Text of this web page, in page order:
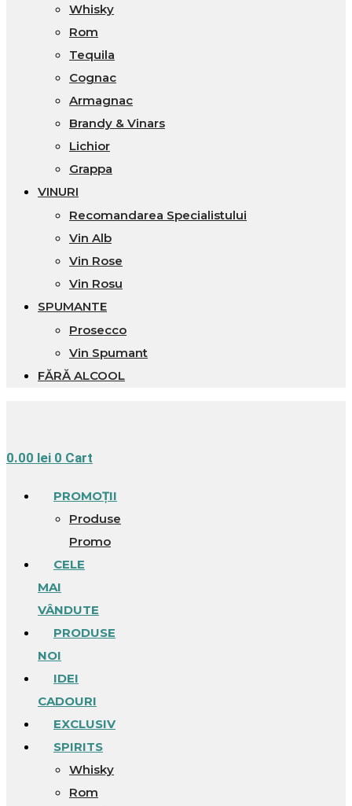
Whisky
Rom
Tequila
Cognac
Armagnac
Brandy & Vinars
Lichior
Grappa
VINURI
Recomandarea Specialistului
Vin Alb
Vin Rose
Vin Rosu
SPUMANTE
Prosecco
Vin Spumant
FĂRĂ ALCOOL
0.00 lei 0 Cart
PROMOȚII
Produse
Promo
CELE
MAI
VÂNDUTE
PRODUSE
NOI
IDEI
CADOURI
EXCLUSIV
SPIRITS
Whisky
Rom